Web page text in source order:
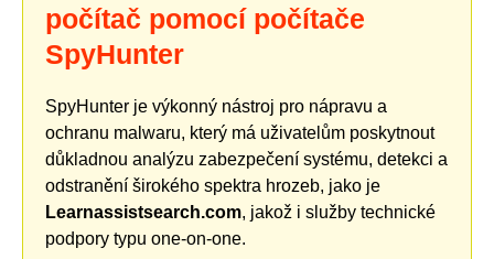
počítač pomocí počítače
SpyHunter
SpyHunter je výkonný nástroj pro nápravu a
ochranu malwaru, který má uživatelům poskytnout
důkladnou analýzu zabezpečení systému, detekci a
odstranění širokého spektra hrozeb, jako je
Learnassistsearch.com, jakož i služby technické
podpory typu one-on-one.